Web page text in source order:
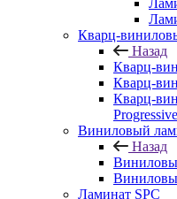
Кварц-
Назад
Кварц-
Кварц-
Кварц-
Виниловый
Назад
Ламинат SPC